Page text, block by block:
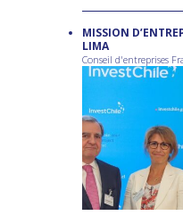
MISSION
LIMA
Conseil d'entreprises